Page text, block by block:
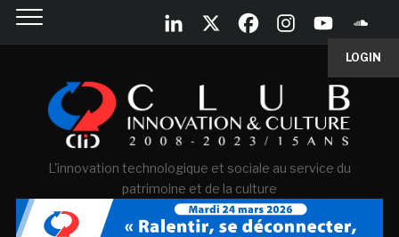
LOGIN
L'innovation technologique et sociale au service du
patrimoine et de la culture